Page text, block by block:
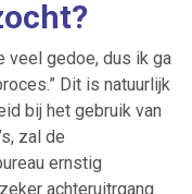
veel gedoe, dus ik ga
Dit is natuurlijk
bij het gebruik van
zal de
ernstig
achteruitrgang.